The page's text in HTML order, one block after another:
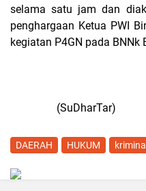
selama satu jam dan
penghargaan Ketua PWI
kegiatan P4GN pada BNNk
(SuDharTar)
DAERAH HUKUM kriminal